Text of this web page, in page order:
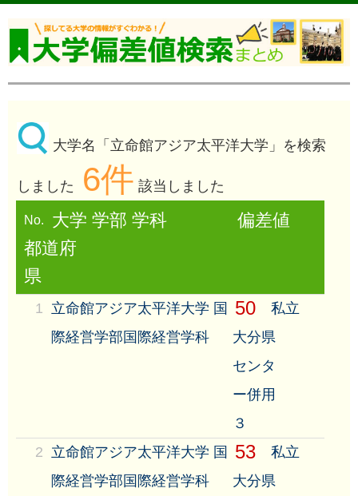
大学名「立命館アジア太平洋大学」を検索
しました 6件 該当しました
No. 大学 学部 学科
偏差値
都道府
県
1
立命館アジア太平洋大学 国
際経営学部国際経営学科
50
私立
大分県
センタ
ー併用
３
2 立命館アジア太平洋大学 国
際経営学部国際経営学科
53
私立
大分県